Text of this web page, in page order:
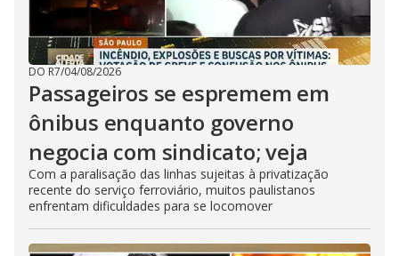
DO R7/04/08/2026
Passageiros se espremem em
ônibus enquanto governo
negocia com sindicato; veja
Com a paralisação das linhas sujeitas à privatização
recente do serviço ferroviário, muitos paulistanos
enfrentam dificuldades para se locomover